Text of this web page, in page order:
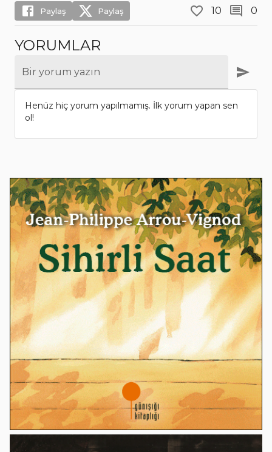
Paylaş Paylaş 10 0
YORUMLAR
Bir yorum yazın
Henüz hiç yorum yapılmamış. İlk yorum yapan sen
ol!